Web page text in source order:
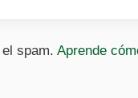
spam. Aprende